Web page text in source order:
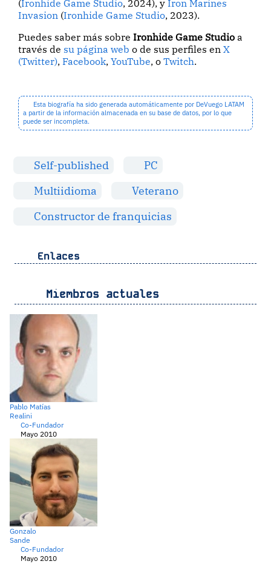
(Ironhide Game Studio, 2024), yIron Marines
Invasion (Ironhide Game Studio, 2023).
Puedes saber más sobreIronhide Game Studio a
través de su página web o de sus perfiles enX
(Twitter),Facebook,YouTube, oTwitch.
Esta biografía ha sido generada automáticamente por DeVuego LATAM
a partir de la información almacenada en su base de datos, por lo que
puede ser incompleta.
Self-published
PC
Multiidioma
Veterano
Constructor de franquicias
Enlaces
Miembros actuales
Pablo Matías
Realini
Co-Fundador
Mayo 2010
Gonzalo
Sande
Co-Fundador
Mayo 2010